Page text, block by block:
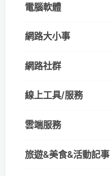
電腦軟體
網路大小事
網路社群
線上工具/服務
雲端服務
旅遊&美食&活動記事